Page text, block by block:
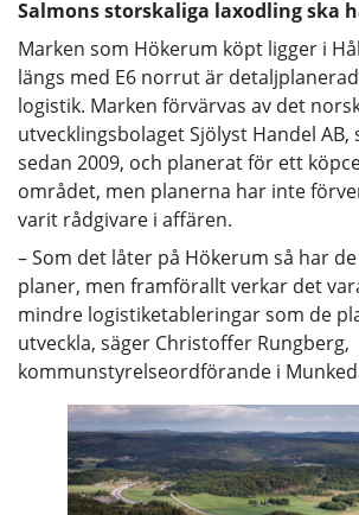
Salmons storskaliga laxodling ska
Marken som Hökerum köpt ligger i
längs med E6 norrut är
logistik. Marken förvärvas av det
utvecklingsbolaget Sjölyst Handel
sedan 2009, och planerat för ett
området, men planerna har inte
varit rådgivare i affären.
– Som det låter på Hökerum så har
planer, men framförallt verkar det
mindre logistiketableringar som de
utveckla, säger Christoffer Rungberg,
kommunstyrelseordförande i